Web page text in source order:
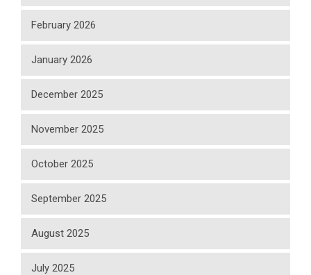
February 2026
January 2026
December 2025
November 2025
October 2025
September 2025
August 2025
July 2025